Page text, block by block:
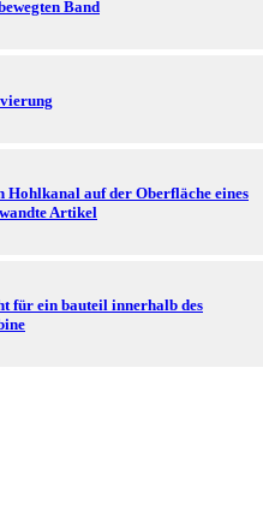
Band
auf der Oberfläche eines
Artikel
für ein bauteil innerhalb des